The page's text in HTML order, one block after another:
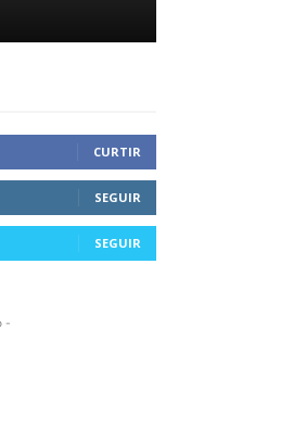
CURTIR
SEGUIR
SEGUIR
-